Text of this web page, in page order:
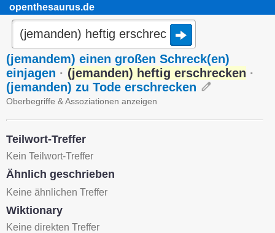
openthesaurus.de
(jemandem) einen großen Schreck(en)
einjagen · (jemanden) heftig erschrecken ·
(jemanden) zu Tode erschrecken
Oberbegriffe & Assoziationen anzeigen
Teilwort-Treffer
Kein Teilwort-Treffer
Ähnlich geschrieben
Keine ähnlichen Treffer
Wiktionary
Keine direkten Treffer